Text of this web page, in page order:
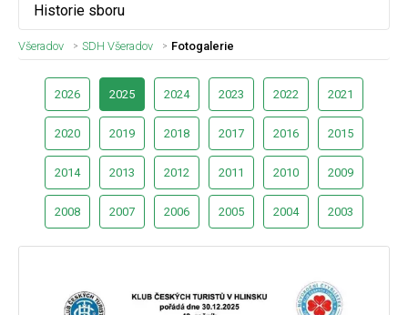
Historie sboru
Všeradov SDH Všeradov Fotogalerie
2026 2025 2024 2023 2022 2021
2020 2019 2018 2017 2016 2015
2014 2013 2012 2011 2010 2009
2008 2007 2006 2005 2004 2003